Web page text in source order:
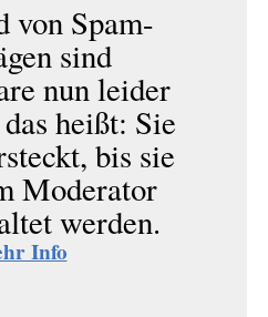
von Spam-
sind
nun leider
heißt: Sie
bis sie
Moderator
werden.
Info